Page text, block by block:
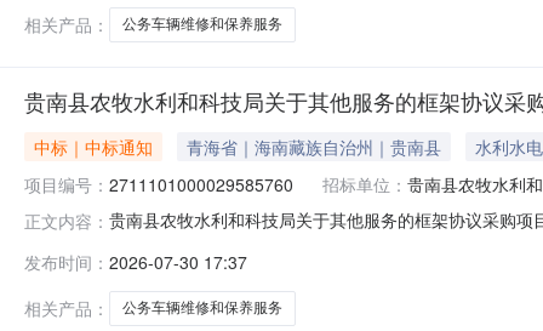
相关产品：
公务车辆维修和保养服务
贵南县农牧水利和科技局关于其他服务的框架协议采
中标｜中标通知 青海省｜海南藏族自治州｜贵南县
水利水电
项目编号： 2711101000029585760 招标单位： 贵南县农牧水利
正文内容： 贵南县农牧水利和科技局关于其他服务的框架协议采购
在行政区划名称:青海省海南藏族自治州贵南县报价起止
发布时间： 2026-07-30 17:37
相关产品：
公务车辆维修和保养服务